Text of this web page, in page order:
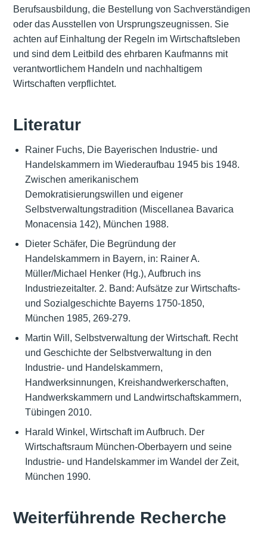
Berufsausbildung, die Bestellung von Sachverständigen
oder das Ausstellen von Ursprungszeugnissen. Sie
achten auf Einhaltung der Regeln im Wirtschaftsleben
und sind dem Leitbild des ehrbaren Kaufmanns mit
verantwortlichem Handeln und nachhaltigem
Wirtschaften verpflichtet.
Literatur
Rainer Fuchs, Die Bayerischen Industrie- und
Handelskammern im Wiederaufbau 1945 bis 1948.
Zwischen amerikanischem
Demokratisierungswillen und eigener
Selbstverwaltungstradition (Miscellanea Bavarica
Monacensia 142), München 1988.
Dieter Schäfer, Die Begründung der
Handelskammern in Bayern, in: Rainer A.
Müller/Michael Henker (Hg.), Aufbruch ins
Industriezeitalter. 2. Band: Aufsätze zur Wirtschafts-
und Sozialgeschichte Bayerns 1750-1850,
München 1985, 269-279.
Martin Will, Selbstverwaltung der Wirtschaft. Recht
und Geschichte der Selbstverwaltung in den
Industrie- und Handelskammern,
Handwerksinnungen, Kreishandwerkerschaften,
Handwerkskammern und Landwirtschaftskammern,
Tübingen 2010.
Harald Winkel, Wirtschaft im Aufbruch. Der
Wirtschaftsraum München-Oberbayern und seine
Industrie- und Handelskammer im Wandel der Zeit,
München 1990.
Weiterführende Recherche